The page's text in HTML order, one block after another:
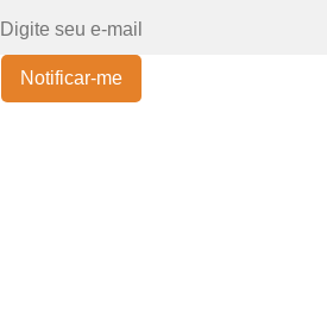
Notificar-me